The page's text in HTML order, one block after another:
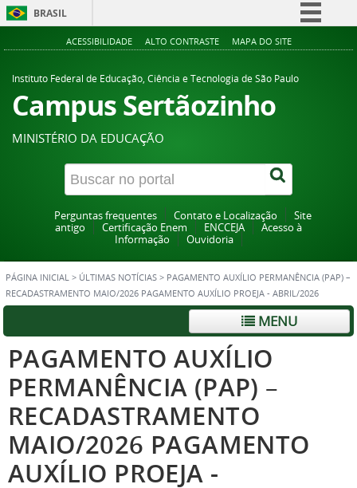
BRASIL
Simplifique!
Acesso à informação
Canais
ACESSIBILIDADE ALTO CONTRASTE MAPA DO SITE
Instituto Federal de Educação, Ciência e Tecnologia de São Paulo
Campus Sertãozinho
MINISTÉRIO DA EDUCAÇÃO
Perguntas frequentes Contato e Localização
Site
antigo
Certificação Enem ENCCEJA
Acesso à
Informação
Ouvidoria
PÁGINA INICIAL > ÚLTIMAS NOTÍCIAS > PAGAMENTO AUXÍLIO PERMANÊNCIA (PAP) –
RECADASTRAMENTO MAIO/2026 PAGAMENTO AUXÍLIO PROEJA - ABRIL/2026
MENU
PAGAMENTO AUXÍLIO
PERMANÊNCIA (PAP) –
RECADASTRAMENTO
MAIO/2026 PAGAMENTO
AUXÍLIO PROEJA -